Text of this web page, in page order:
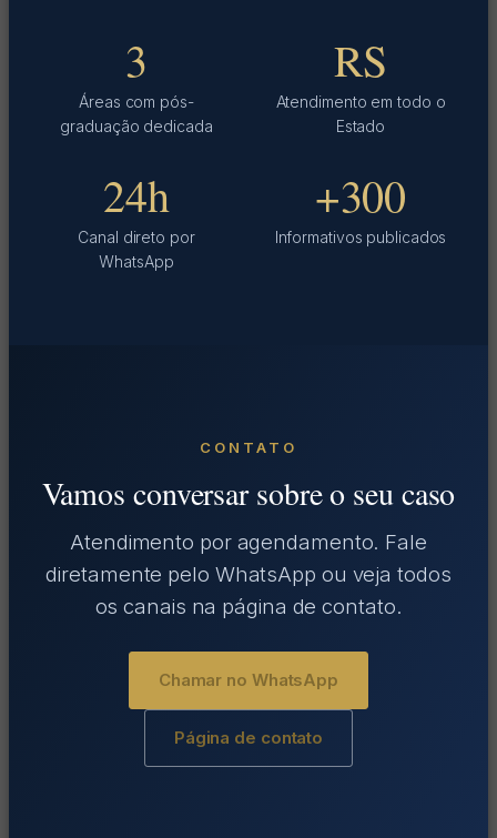
3
Áreas com pós-
graduação dedicada
RS
Atendimento em todo o
Estado
24h
Canal direto por
WhatsApp
+300
Informativos publicados
CONTATO
Vamos conversar sobre o seu caso
Atendimento por agendamento. Fale
diretamente pelo WhatsApp ou veja todos
os canais na página de contato.
Chamar no WhatsApp
Página de contato